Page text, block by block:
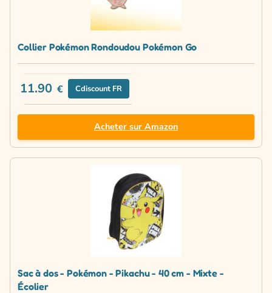
Collier Pokémon Rondoudou Pokémon Go
11.90 € Cdiscount FR
Acheter sur Amazon
Sac à dos - Pokémon - Pikachu - 40 cm - Mixte -
Écolier